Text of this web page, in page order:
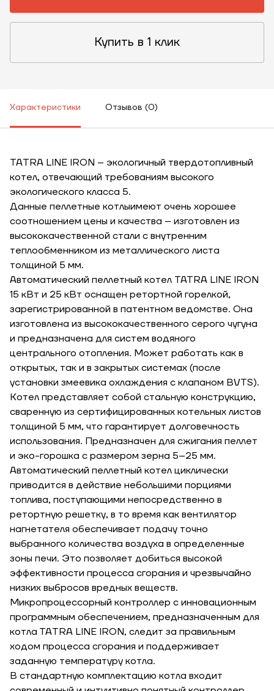
Купить в 1 клик
Характеристики Отзывов (0)
ТАTRA LINE IRON – экологичный твердотопливный
котел, отвечающий требованиям высокого
экологического класса 5.
Данные пеллетные котлыимеют очень хорошее
соотношением цены и качества – изготовлен из
высококачественной стали с внутренним
теплообменником из металлического листа
толщиной 5 мм.
Автоматический пеллетный котел TATRA LINE IRON
15 кВт и 25 кВт оснащен ретортной горелкой,
зарегистрированной в патентном ведомстве. Она
изготовлена из высококачественного серого чугуна
и предназначена для систем водяного
центрального отопления. Может работать как в
открытых, так и в закрытых системах (после
установки змеевика охлаждения с клапаном BVTS).
Котел представляет собой стальную конструкцию,
сваренную из сертифицированных котельных листов
толщиной 5 мм, что гарантирует долговечность
использования. Предназначен для сжигания пеллет
и эко-горошка с размером зерна 5–25 мм.
Автоматический пеллетный котел циклически
приводится в действие небольшими порциями
топлива, поступающими непосредственно в
ретортную решетку, в то время как вентилятор
нагнетателя обеспечивает подачу точно
выбранного количества воздуха в определенные
зоны печи. Это позволяет добиться высокой
эффективности процесса сгорания и чрезвычайно
низких выбросов вредных веществ.
Микропроцессорный контроллер с инновационным
программным обеспечением, предназначенным для
котла ТАTRA LINE IRON, следит за правильным
ходом процесса сгорания и поддерживает
заданную температуру котла.
В стандартную комплектацию котла входит